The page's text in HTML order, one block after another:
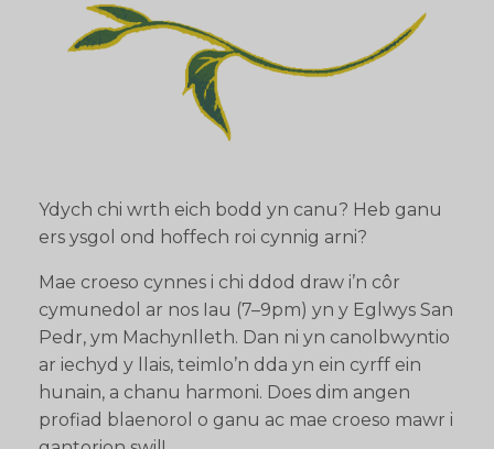
Ydych chi wrth eich bodd yn canu? Heb ganu
ers ysgol ond hoffech roi cynnig arni?
Mae croeso cynnes i chi ddod draw i’n côr
cymunedol ar nos Iau (7–9pm) yn y Eglwys San
Pedr, ym Machynlleth. Dan ni yn canolbwyntio
ar iechyd y llais, teimlo’n dda yn ein cyrff ein
hunain, a chanu harmoni. Does dim angen
profiad blaenorol o ganu ac mae croeso mawr i